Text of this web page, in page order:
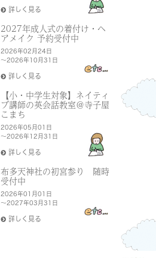
詳しく見る
2027年成人式の着付け・ヘ
アメイク 予約受付中
2026年02月24日
～2026年10月31日
詳しく見る
【小・中学生対象】ネイティ
ブ講師の英会話教室＠寺子屋
こまち
2026年05月01日
～2026年12月31日
詳しく見る
布多天神社の初宮参り 随時
受付中
2026年01月01日
～2027年03月31日
詳しく見る